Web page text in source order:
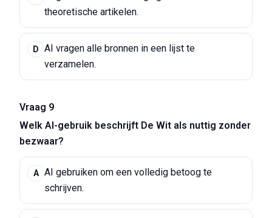
theoretische artikelen.
D
AI vragen alle bronnen in een lijst te
verzamelen.
Vraag 9
Welk AI-gebruik beschrijft De Wit als nuttig zonder
bezwaar?
A AI gebruiken om een volledig betoog te
schrijven.